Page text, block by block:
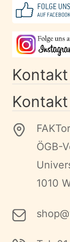
Kontakt
Kontakt
ÖGB-
1010